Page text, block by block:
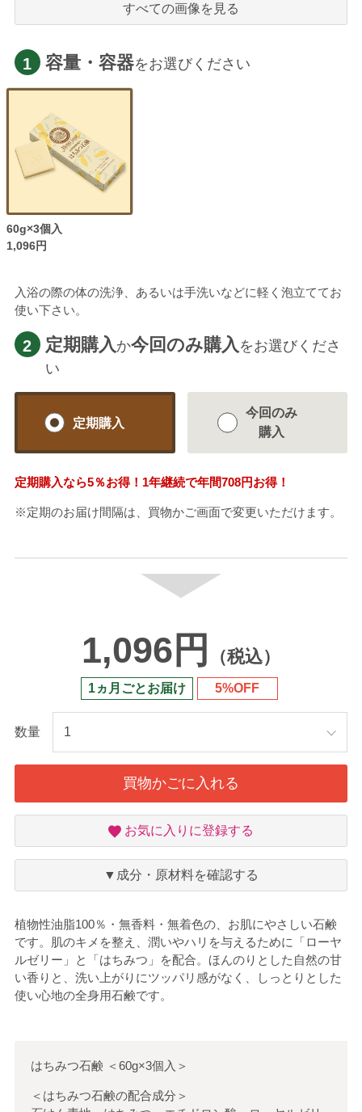
すべての画像を見る
1 容量・容器をお選びください
60g×3個入
1,096円
入浴の際の体の洗浄、あるいは手洗いなどに軽く泡立ててお
使い下さい。
2 定期購入 か今回のみ購入 をお選びくださ
い
定期購入
今回のみ
購入
定期購入なら5％お得！1年継続で年間708円お得！
※定期のお届け間隔は、買物かご画面で変更いただけます。
1,096円 （税込）
1ヵ月ごとお届け 5%OFF
数量
買物かごに入れる
お
入
り
お気に入りに登録する
▼成分・原材料を確認する
植物性油脂100％・無香料・無着色の、お肌にやさしい石鹸
です。肌のキメを整え、潤いやハリを与えるために「ローヤ
ルゼリー」と「はちみつ」を配合。ほんのりとした自然の甘
い香りと、洗い上がりにツッパリ感がなく、しっとりとした
使い心地の全身用石鹸です。
はちみつ石鹸 ＜60g×3個入 ＞
＜はちみつ石鹸の配合成分＞